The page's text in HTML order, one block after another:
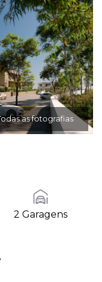
as fotografias
2 Garagens